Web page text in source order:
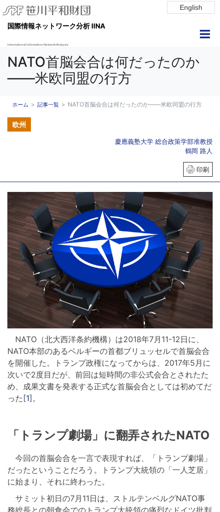
English
国際情報ネットワーク分析 IINA
International Information Network Analysis
NATO首脳会合は何だったのか
――米欧同盟の行方
ホーム 記事一覧 NATO首脳会合は何だったのか――米欧同盟の行方
欧州
慶應義塾大学 総合政策学部准教授
鶴岡 路人
印刷
NATO（北大西洋条約機構）は2018年7月11-12日に、
NATO本部のあるベルギーの首都ブリュッセルで首脳会合
を開催した。トランプ政権になってからは、2017年5月に
次いで2度目だが、前回は短時間の非公式会合とされたた
め、成果文書を発表する正式な首脳会合としては初めてだ
った[1]。
「トランプ劇場」に翻弄されたNATO
今回の首脳会合を一言で表現すれば、「トランプ劇場」
だったということだろう。トランプ大統領の「一人芝居」
に始まり、それに終わった。
サミット初日の7月11日は、ストルテンベルグNATO事
務総長との朝食会でのトランプ大統領の痛烈なドイツ批判